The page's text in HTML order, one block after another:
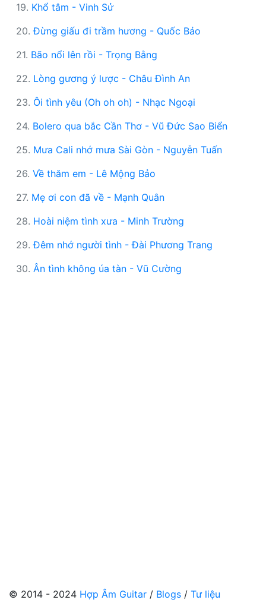
19. Khổ tâm - Vinh Sử
20.Đừng giấu đi trầm hương - Quốc Bảo
21. Bão nổi lên rồi - Trọng Bằng
22. Lòng gương ý lược - Châu Đình An
23. Ôi tình yêu (Oh oh oh) - Nhạc Ngoại
24. Bolero qua bắc Cần Thơ - Vũ Đức Sao Biển
25. Mưa Cali nhớ mưa Sài Gòn - Nguyễn Tuấn
26. Về thăm em - Lê Mộng Bảo
27. Mẹ ơi con đã về - Mạnh Quân
28. Hoài niệm tình xưa - Minh Trường
29.Đêm nhớ người tình - Đài Phương Trang
30. Ân tình không úa tàn - Vũ Cường
© 2014 - 2024 Hợp Âm Guitar / Blogs / Tư liệu